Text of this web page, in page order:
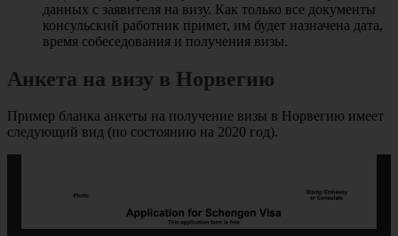
данных с заявителя на визу. Как только все документы
консульский работник примет, им будет назначена дата,
время собеседования и получения визы.
Анкета на визу в Норвегию
Пример бланка анкеты на получение визы в Норвегию имеет
следующий вид (по состоянию на 2020 год).